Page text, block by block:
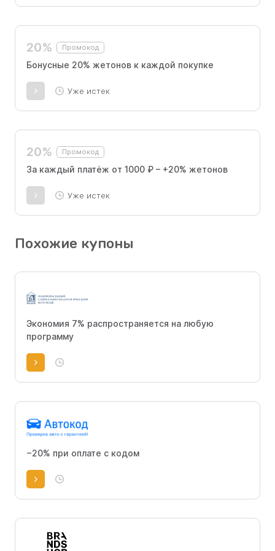
20% Промокод
Бонусные 20% жетонов к каждой покупке
Уже истек
20% Промокод
За каждый платёж от 1000 ₽ – +20% жетонов
Уже истек
Похожие купоны
Экономия 7% распространяется на любую
программу
−20% при оплате с кодом